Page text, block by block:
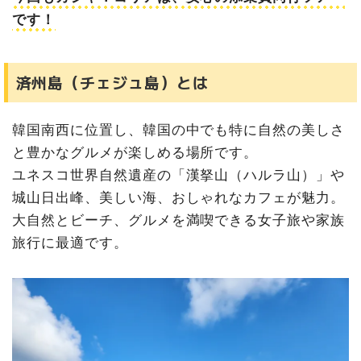
です！
済州島（チェジュ島）とは
韓国南西に位置し、韓国の中でも特に自然の美しさ
と豊かなグルメが楽しめる場所です。
ユネスコ世界自然遺産の「漢拏山（ハルラ山）」や
城山日出峰、美しい海、おしゃれなカフェが魅力。
大自然とビーチ、グルメを満喫できる女子旅や家族
旅行に最適です。